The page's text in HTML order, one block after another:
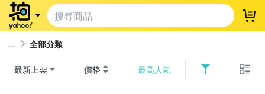
登
全部分類
最新上架 價格 最高人氣